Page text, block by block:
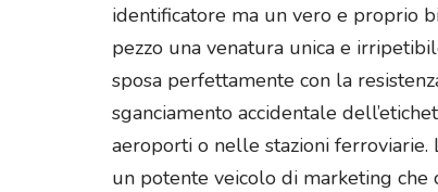
identificatore ma un vero e proprio
pezzo una venatura unica e
sposa perfettamente con la
sganciamento accidentale
aeroporti o nelle stazioni
un potente veicolo di marketing